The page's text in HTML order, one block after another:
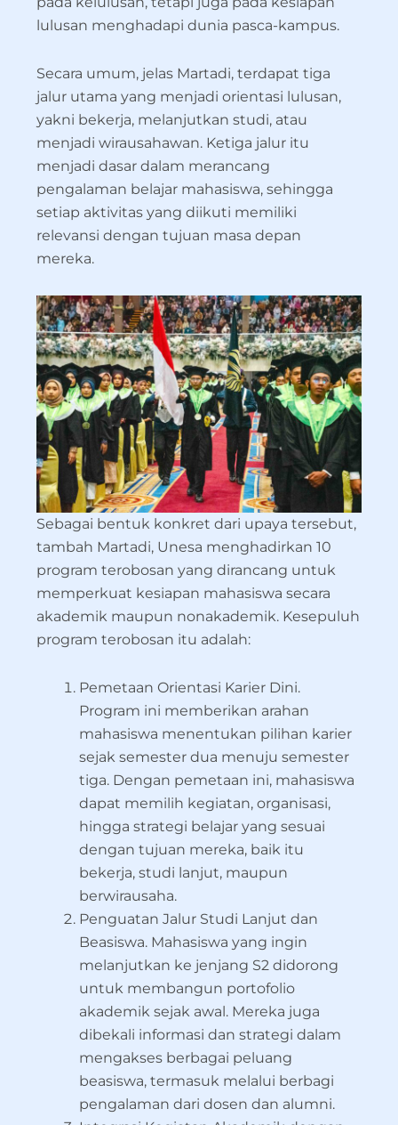
lulusan menghadapi dunia pasca-kampus.
Secara umum, jelas Martadi, terdapat tiga
jalur utama yang menjadi orientasi lulusan,
yakni bekerja, melanjutkan studi, atau
menjadi wirausahawan. Ketiga jalur itu
menjadi dasar dalam merancang
pengalaman belajar mahasiswa, sehingga
setiap aktivitas yang diikuti memiliki
relevansi dengan tujuan masa depan
mereka.
Sebagai bentuk konkret dari upaya tersebut,
tambah Martadi, Unesa menghadirkan 10
program terobosan yang dirancang untuk
memperkuat kesiapan mahasiswa secara
akademik maupun nonakademik. Kesepuluh
program terobosan itu adalah:
Pemetaan Orientasi Karier Dini.
Program ini memberikan arahan
mahasiswa menentukan pilihan karier
sejak semester dua menuju semester
tiga. Dengan pemetaan ini, mahasiswa
dapat memilih kegiatan, organisasi,
hingga strategi belajar yang sesuai
dengan tujuan mereka, baik itu
bekerja, studi lanjut, maupun
berwirausaha.
Penguatan Jalur Studi Lanjut dan
Beasiswa. Mahasiswa yang ingin
melanjutkan ke jenjang S2 didorong
untuk membangun portofolio
akademik sejak awal. Mereka juga
dibekali informasi dan strategi dalam
mengakses berbagai peluang
beasiswa, termasuk melalui berbagi
pengalaman dari dosen dan alumni.